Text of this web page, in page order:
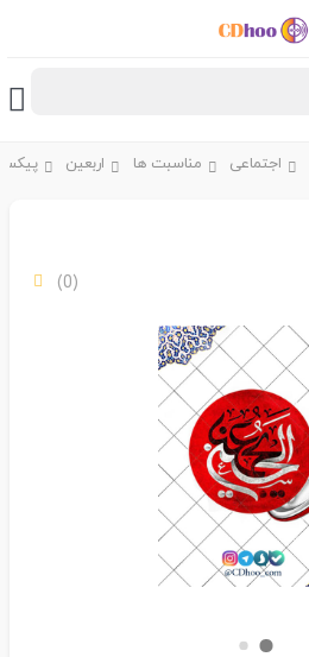
اجتماعی مناسبت ها اربعین
(0)